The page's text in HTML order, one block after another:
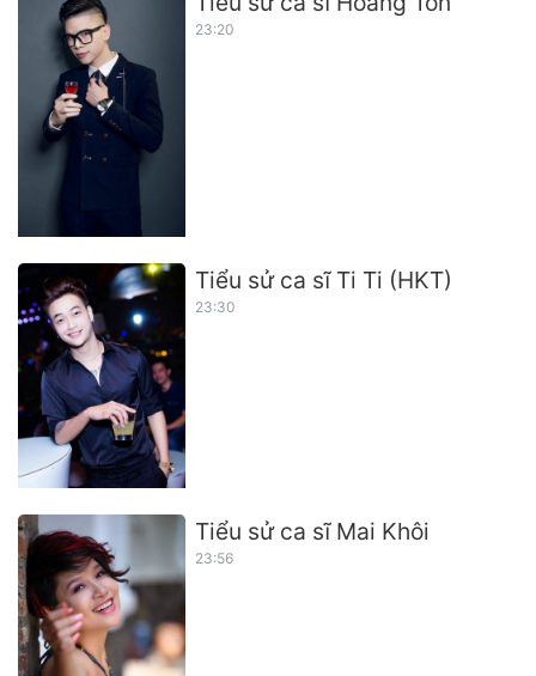
23:20
Tiểu sử ca sĩ Ti Ti (HKT)
23:30
Tiểu sử ca sĩ Mai Khôi
23:56